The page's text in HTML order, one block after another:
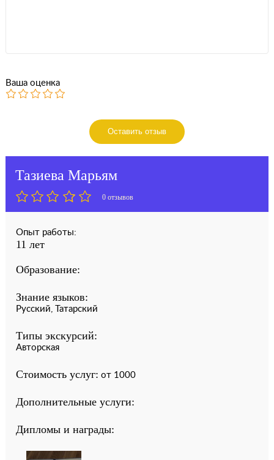
Ваша оценка
Оставить отзыв
Тазиева Марьям
0 отзывов
Опыт работы:
11 лет
Образование:
Знание языков:
Русский, Татарский
Типы экскурсий:
Авторская
Стоимость услуг: от 1000
Дополнительные услуги:
Дипломы и награды: